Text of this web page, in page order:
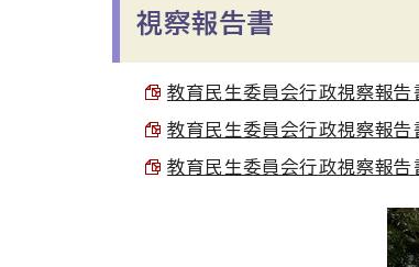
視察報告書
教育民生委員会行政視察報告
教育民生委員会行政視察報
教育民生委員会行政視察報告